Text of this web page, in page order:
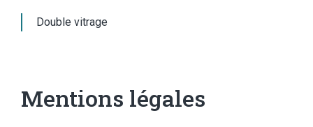
Double vitrage
Mentions légales